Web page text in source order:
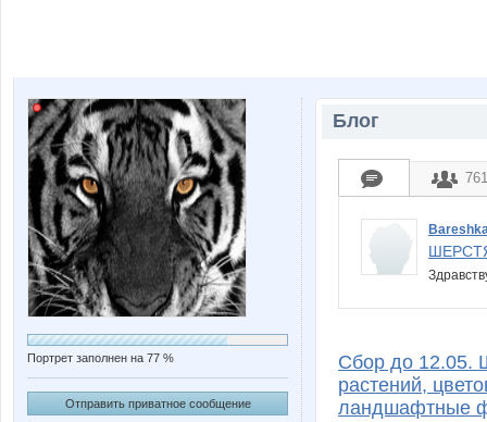
Портрет заполнен на 77 %
Отправить приватное сообщение
Блог
761
Сбор до 12.05.
растений,
ландшафтные